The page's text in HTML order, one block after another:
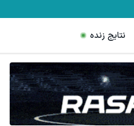
نتایج زنده